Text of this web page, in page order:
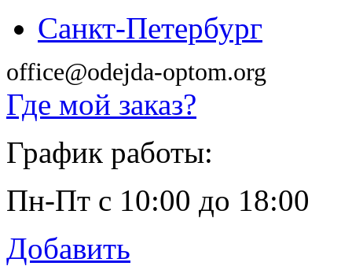
Санкт-Петербург
office@odejda-optom.org
Где мой заказ?
График работы:
Пн-Пт с 10:00 до 18:00
Добавить